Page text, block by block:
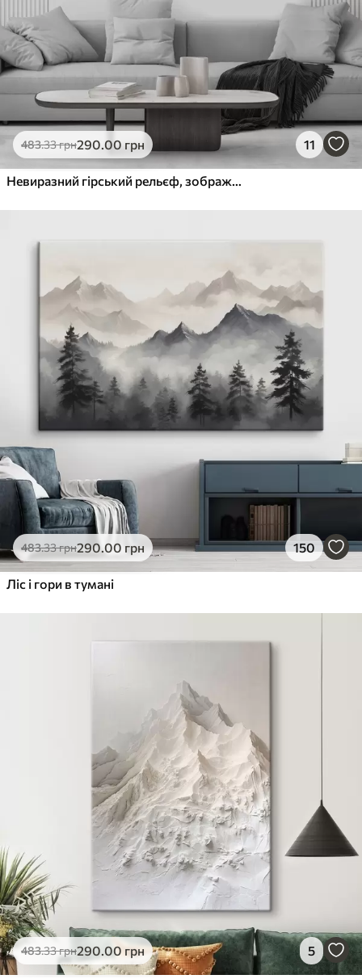
483.33грн290.00 грн 11
Невиразний гірський рельєф, зображений товстими штрихами
483.33грн290.00 грн 150
Ліс і гори в тумані
483.33грн290.00 грн 5